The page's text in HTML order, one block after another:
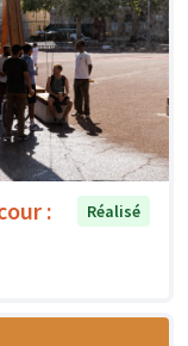
:
Réalisé